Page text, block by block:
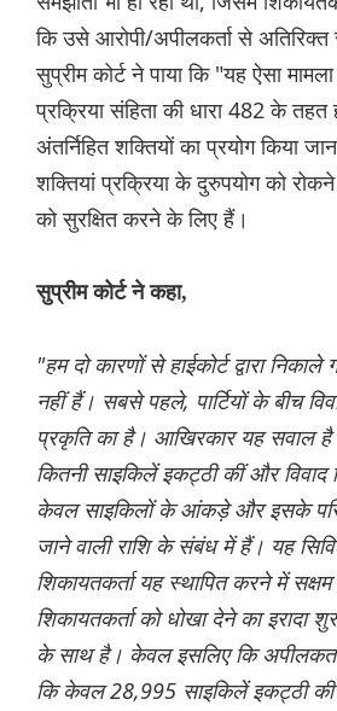
कि उसे आरोपी/अपीलकर्ता से अतिरिक्त
सुप्रीम कोर्ट ने पाया कि "यह ऐसा
प्रक्रिया संहिता की धारा 482 के तहत
अंतर्निहित शक्तियों का प्रयोग किया
शक्तियां प्रक्रिया के दुरुपयोग को
को सुरक्षित करने के लिए हैं।
सुप्रीम कोर्ट ने कहा,
"हम दो कारणों से हाईकोर्ट द्वारा
नहीं हैं। सबसे पहले, पार्टियों के बीच
प्रकृति का है। आखिरकार यह सवाल है
कितनी साइकिलें इकट्ठी कीं और विवाद
केवल साइकिलों के आंकड़े और इसके
जाने वाली राशि के संबंध में हैं। यह
शिकायतकर्ता यह स्थापित करने में
शिकायतकर्ता को धोखा देने का इरादा
के साथ है। केवल इसलिए कि
कि केवल 28,995 साइकिलें इकट्ठी की